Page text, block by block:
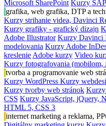
Microsoft SharePoint Kurzy
grafika, web grafika, DTP a
Kurzy strihanie videa, Davinci
Kurzy grafiky - grafický dizajn
Adobe Illustrator Kurzy Davinci
modelovania Kurzy Adobe
kreslenie Adobe kurzy Video
Kurzy fotografovania (mobilom,
tvorba a programovanie web
Kurzy WordPress Kurzy
Kurzy tvorby web stránok
CSS Kurzy JavaScript, jQuery,
HTML 5, CSS 3
internet marketing a reklama,